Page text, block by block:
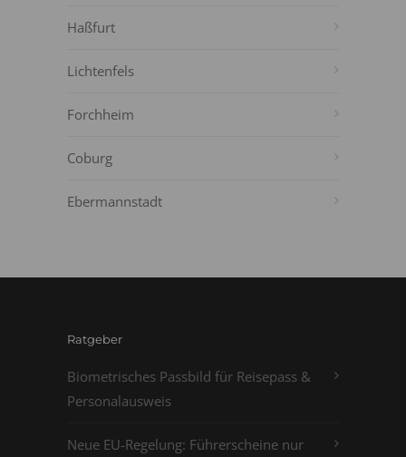
Haßfurt
Lichtenfels
Forchheim
Coburg
Ebermannstadt
Ratgeber
Biometrisches Passbild für Reisepass &
Personalausweis
Neue EU-Regelung: Führerscheine nur